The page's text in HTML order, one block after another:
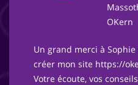
OKern
Un grand merci à
créer mon site https://
Votre écoute, vos